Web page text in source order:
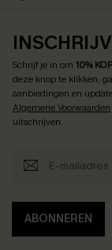
Schrijf je in om 10%
deze knop te klikken,
aanbiedingen en
Algemene Voorwaarden
uitschrijven.
ABONNEREN